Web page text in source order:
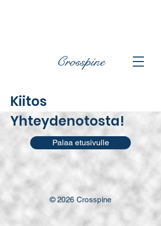
Crosspine
Kiitos
Yhteydenotosta!
Palaa etusivulle
© 2026 Crosspine